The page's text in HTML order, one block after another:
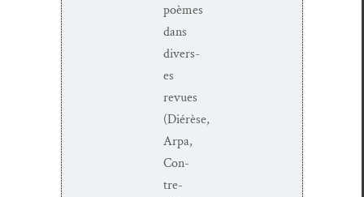
poèmes
dans
divers­
es
revues
(Diérèse,
Arpa,
Con­
tre-